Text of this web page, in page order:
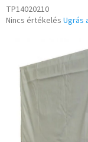
TP14020210
A
csillag.
Nincs értékelés Ugrás